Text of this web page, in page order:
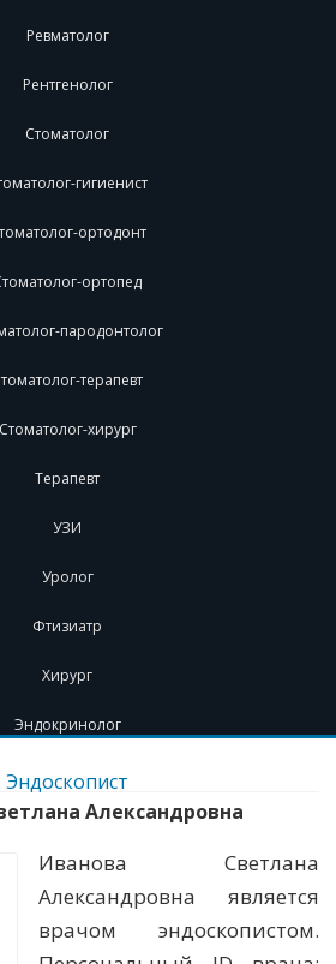
Ревматолог
Рентгенолог
Стоматолог
гигиенист
ортодонт
ортопед
пародонтолог
терапевт
Стоматолог-хирург
Терапевт
УЗИ
Уролог
Фтизиатр
Хирург
Эндокринолог
Перейти
содержимому
Эндоскопист
Александровна
Иванова Светлана
Александровна является
врачом эндоскопистом.